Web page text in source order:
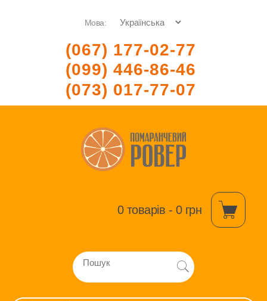
Мова:
(067) 177-02-77
(099) 446-86-46
(073) 017-77-07
0 товарів - 0 грн